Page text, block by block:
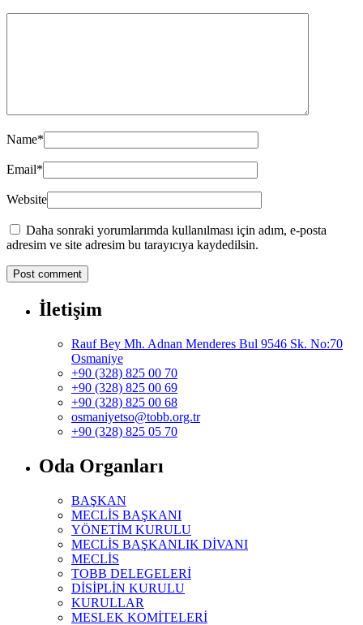
Name*
Email*
Website
Daha sonraki yorumlarımda kullanılması için adım, e-posta
adresim ve site adresim bu tarayıcıya kaydedilsin.
İletişim
Rauf Bey Mh. Adnan Menderes Bul 9546 Sk. No:70
Osmaniye
+90 (328) 825 00 70
+90 (328) 825 00 69
+90 (328) 825 00 68
osmaniyetso@tobb.org.tr
+90 (328) 825 05 70
Oda Organları
BAŞKAN
MECLİS BAŞKANI
YÖNETİM KURULU
MECLİS BAŞKANLIK DİVANI
MECLİS
TOBB DELEGELERİ
DİSİPLİN KURULU
KURULLAR
MESLEK KOMİTELERİ